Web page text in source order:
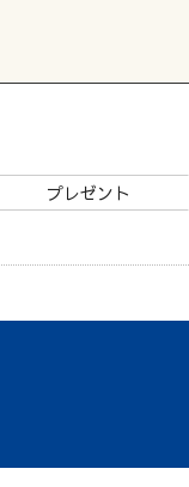
プレゼント